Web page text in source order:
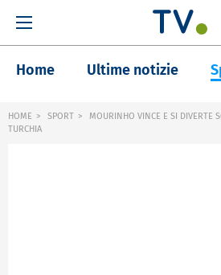
Home Ultime notizie
HOME SPORT
MOURINHO VINCE E SI DIVERTE
TURCHIA